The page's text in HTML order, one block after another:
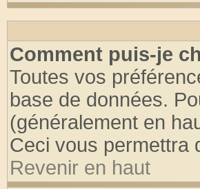
Comment puis-je
Toutes vos
base de données.
(généralement en
Ceci vous permettra
Revenir en haut